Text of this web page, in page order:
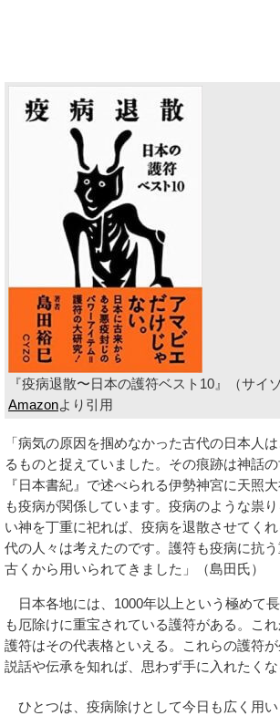
『疫病退散〜日本の護符ベスト10』（サイ
Amazonより引用
「病気の原因を掴めなかった古代の日本人
るものと捉えていました。その痕跡は神話の
『日本書紀』で述べられる伊勢神宮に天照
も疫病が関係しています。疫病のような祟
い神を丁重に祀れば、疫病を退散させてく
代の人々は考えたのです。護符も疫病に抗う
古くから用いられてきました」（島田氏）
日本各地には、1000年以上という極めて
も厄除けに重宝されている護符がある。こ
護符はその代表格といえる。これらの護符
説話や伝承を知れば、思わず手に入れたくな
ひとつは、疫病除けとして今日も広く用い